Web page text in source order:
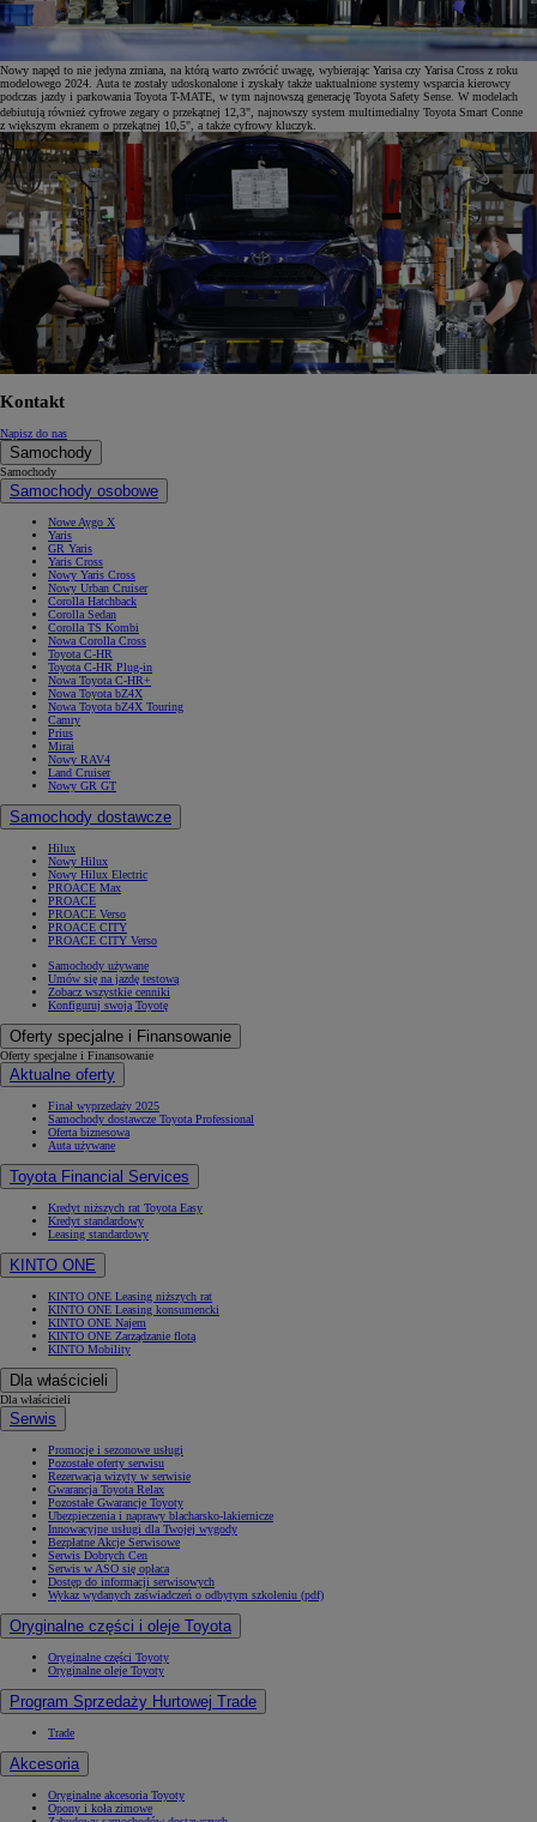
Nowy napęd to nie jedyna zmiana, na którą warto zwrócić uwagę, wybierając Yarisa czy Yarisa Cross z roku
modelowego 2024. Auta te zostały udoskonalone i zyskały także uaktualnione systemy wsparcia kierowcy
podczas jazdy i parkowania Toyota T-MATE, w tym najnowszą generację Toyota Safety Sense. W modelach
debiutują również cyfrowe zegary o przekątnej 12,3", najnowszy system multimedialny Toyota Smart Conne
z większym ekranem o przekątnej 10,5", a także cyfrowy kluczyk.
Kontakt
Napisz do nas
Samochody
Samochody
Samochody osobowe
Nowe Aygo X
Yaris
GR Yaris
Yaris Cross
Nowy Yaris Cross
Nowy Urban Cruiser
Corolla Hatchback
Corolla Sedan
Corolla TS Kombi
Nowa Corolla Cross
Toyota C-HR
Toyota C-HR Plug-in
Nowa Toyota C-HR+
Nowa Toyota bZ4X
Nowa Toyota bZ4X Touring
Camry
Prius
Mirai
Nowy RAV4
Land Cruiser
Nowy GR GT
Samochody dostawcze
Hilux
Nowy Hilux
Nowy Hilux Electric
PROACE Max
PROACE
PROACE Verso
PROACE CITY
PROACE CITY Verso
Samochody używane
Umów się na jazdę testową
Zobacz wszystkie cenniki
Konfiguruj swoją Toyotę
Oferty specjalne i Finansowanie
Oferty specjalne i Finansowanie
Aktualne oferty
Finał wyprzedaży 2025
Samochody dostawcze Toyota Professional
Oferta biznesowa
Auta używane
Toyota Financial Services
Kredyt niższych rat Toyota Easy
Kredyt standardowy
Leasing standardowy
KINTO ONE
KINTO ONE Leasing niższych rat
KINTO ONE Leasing konsumencki
KINTO ONE Najem
KINTO ONE Zarządzanie flotą
KINTO Mobility
Dla właścicieli
Dla właścicieli
Serwis
Promocje i sezonowe usługi
Pozostałe oferty serwisu
Rezerwacja wizyty w serwisie
Gwarancja Toyota Relax
Pozostałe Gwarancje Toyoty
Ubezpieczenia i naprawy blacharsko-lakiernicze
Innowacyjne usługi dla Twojej wygody
Bezpłatne Akcje Serwisowe
Serwis Dobrych Cen
Serwis w ASO się opłaca
Dostęp do informacji serwisowych
Wykaz wydanych zaświadczeń o odbytym szkoleniu (pdf)
Oryginalne części i oleje Toyota
Oryginalne części Toyoty
Oryginalne oleje Toyoty
Program Sprzedaży Hurtowej Trade
Trade
Akcesoria
Oryginalne akcesoria Toyoty
Opony i koła zimowe